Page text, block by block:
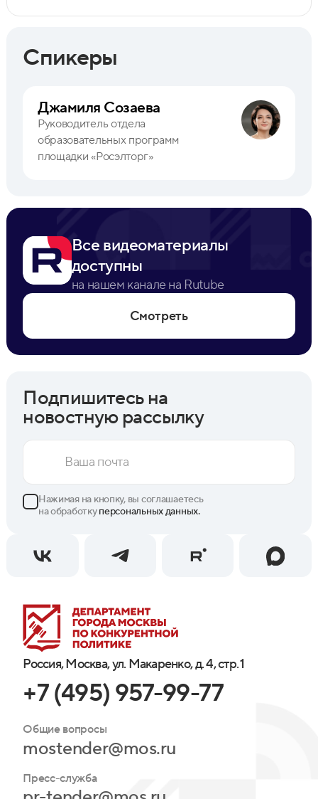
Спикеры
Джамиля Созаева
Руководитель отдела
образовательных программ
площадки «Росэлторг»
Все видеоматериалы
доступны
на нашем канале на Rutube
Смотреть
Россия, Москва, ул. Макаренко, д. 4, стр. 1
+7 (495) 957-99-77
Общие вопросы
mostender@mos.ru
Пресс-служба
Подпишитесь на
новостную рассылку
Нажимая на кнопку, вы соглашаетесь
на обработкуперсональных данных.